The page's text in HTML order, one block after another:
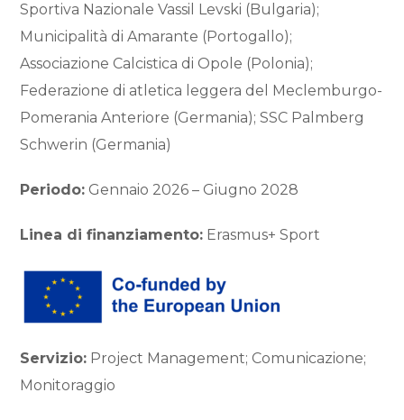
Sportiva Nazionale Vassil Levski (Bulgaria);
Municipalità di Amarante (Portogallo);
Associazione Calcistica di Opole (Polonia);
Federazione di atletica leggera del Meclemburgo-
Pomerania Anteriore (Germania); SSC Palmberg
Schwerin (Germania)
Periodo: Gennaio 2026 – Giugno 2028
Linea di finanziamento: Erasmus+ Sport
Servizio: Project Management; Comunicazione;
Monitoraggio